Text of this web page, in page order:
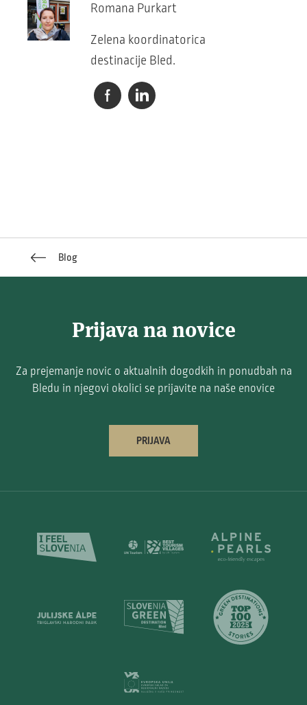
Romana Purkart
Zelena koordinatorica
destinacije Bled.
Blog
Prijava na novice
Za prejemanje novic o aktualnih dogodkih in ponudbah na
Bledu in njegovi okolici se prijavite na naše enovice
PRIJAVA